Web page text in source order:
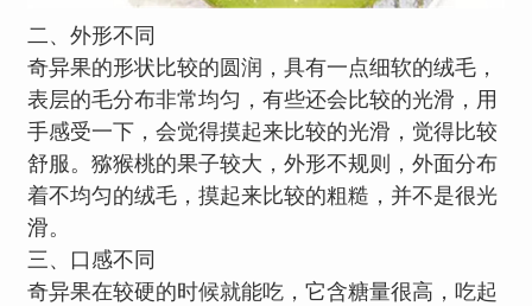
二、外形不同
奇异果的形状比较的圆润，具有一点细软的绒毛，
表层的毛分布非常均匀，有些还会比较的光滑，用
手感受一下，会觉得摸起来比较的光滑，觉得比较
舒服。猕猴桃的果子较大，外形不规则，外面分布
着不均匀的绒毛，摸起来比较的粗糙，并不是很光
滑。
三、口感不同
奇异果在较硬的时候就能吃，它含糖量很高，吃起